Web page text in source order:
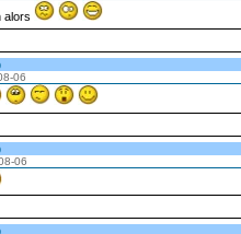
alors
06
06